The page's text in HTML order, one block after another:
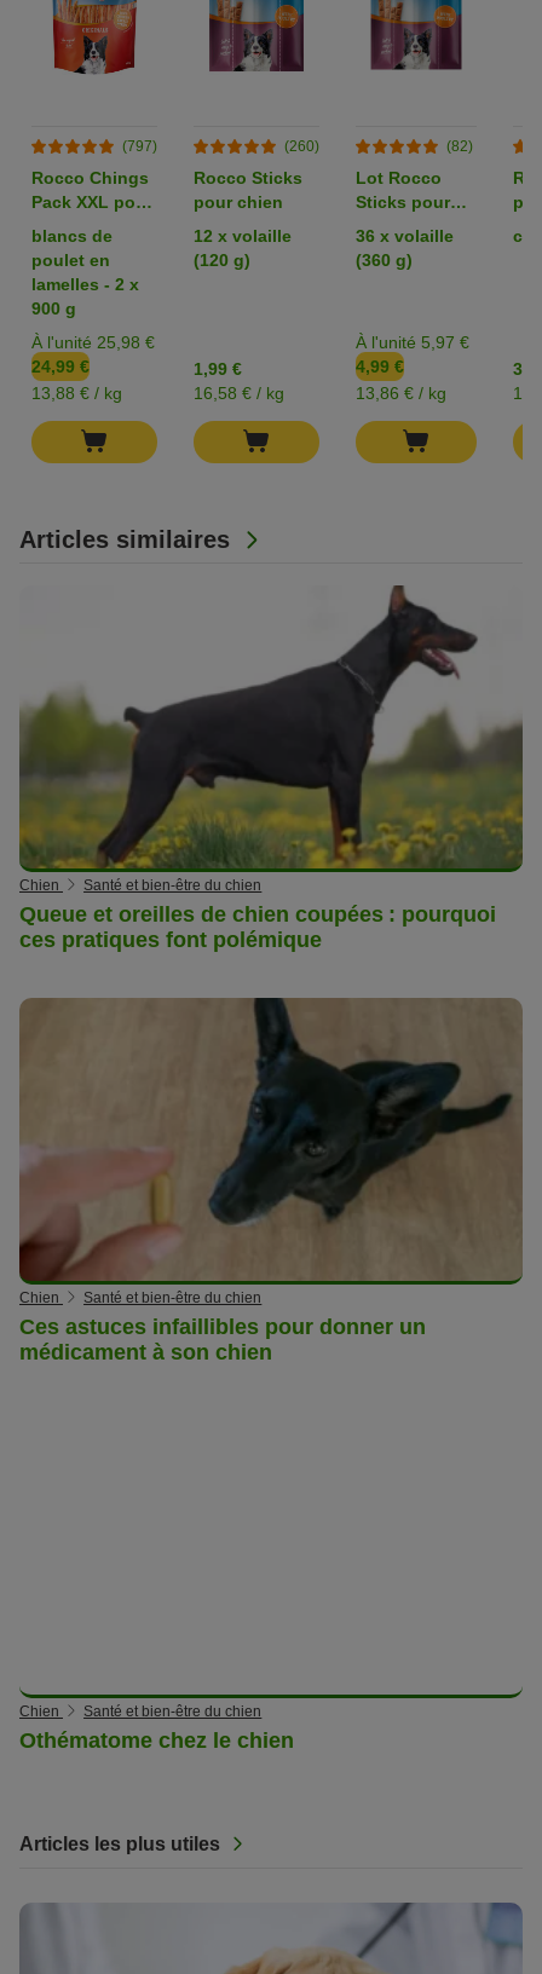
Articles similaires
Chien Santé et bien-être du chien
Queue et oreilles de chien coupées : pourquoi
ces pratiques font polémique
Chien Santé et bien-être du chien
Ces astuces infaillibles pour donner un
médicament à son chien
Chien Santé et bien-être du chien
Othématome chez le chien
(797)
Rocco Chings
Pack XXL pour
chien
blancs de
poulet en
lamelles - 2 x
900 g
À l'unité 25,98 €
24,99 €
13,88 € / kg
(260)
Rocco Sticks
pour chien
12 x volaille
(120 g)
1,99 €
16,58 € / kg
(82)
Lot Rocco
Sticks pour
chien
36 x volaille
(360 g)
À l'unité 5,97 €
4,99 €
13,86 € / kg
Articles les plus utiles